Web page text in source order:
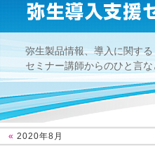
弥生製品情報、導入に関す
セミナー講師からのひと言
«2020年8月